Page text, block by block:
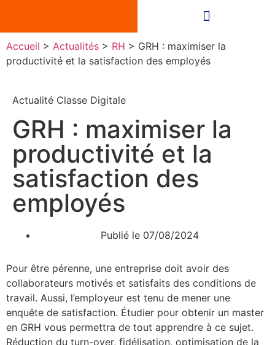
Accueil > Actualités > RH > GRH : maximiser la
productivité et la satisfaction des employés
Actualité Classe Digitale
GRH : maximiser la
productivité et la
satisfaction des
employés
Publié le 07/08/2024
Pour être pérenne, une entreprise doit avoir des
collaborateurs motivés et satisfaits des conditions de
travail. Aussi, l’employeur est tenu de mener une
enquête de satisfaction. Étudier pour obtenir un master
en GRH vous permettra de tout apprendre à ce sujet.
Réduction du turn-over, fidélisation, optimisation de la